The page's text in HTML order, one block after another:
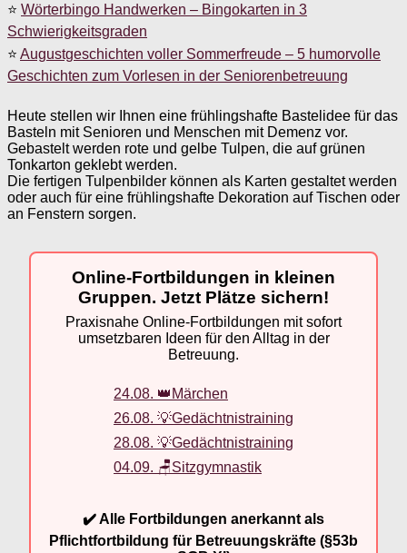
⭐ Wörterbingo Handwerken – Bingokarten in 3
Schwierigkeitsgraden
⭐ Augustgeschichten voller Sommerfreude – 5 humorvolle
Geschichten zum Vorlesen in der Seniorenbetreuung
Heute stellen wir Ihnen eine frühlingshafte Bastelidee für das
Basteln mit Senioren und Menschen mit Demenz vor.
Gebastelt werden rote und gelbe Tulpen, die auf grünen
Tonkarton geklebt werden.
Die fertigen Tulpenbilder können als Karten gestaltet werden
oder auch für eine frühlingshafte Dekoration auf Tischen oder
an Fenstern sorgen.
Online-Fortbildungen in kleinen
Gruppen. Jetzt Plätze sichern!
Praxisnahe Online-Fortbildungen mit sofort
umsetzbaren Ideen für den Alltag in der
Betreuung.
24.08. 👑Märchen
26.08. 💡Gedächtnistraining
28.08. 💡Gedächtnistraining
04.09. 🪑Sitzgymnastik
✔️ Alle Fortbildungen anerkannt als
Pflichtfortbildung für Betreuungskräfte (§53b